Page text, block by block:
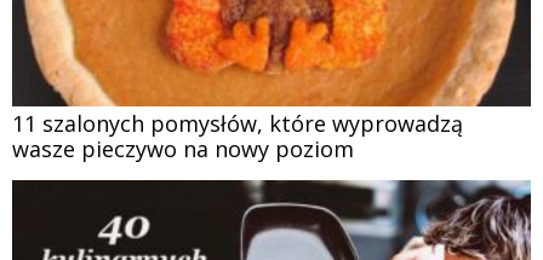
11 szalonych pomysłów, które wyprowadzą
wasze pieczywo na nowy poziom